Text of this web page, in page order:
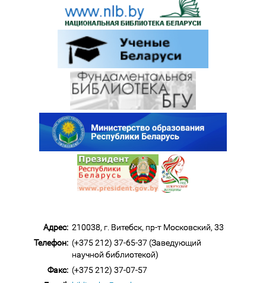
Адрес: 210038, г. Витебск, пр-т Московский, 33
Телефон: (+375 212) 37-65-37 (Заведующий
научной библиотекой)
Факс: (+375 212) 37-07-57